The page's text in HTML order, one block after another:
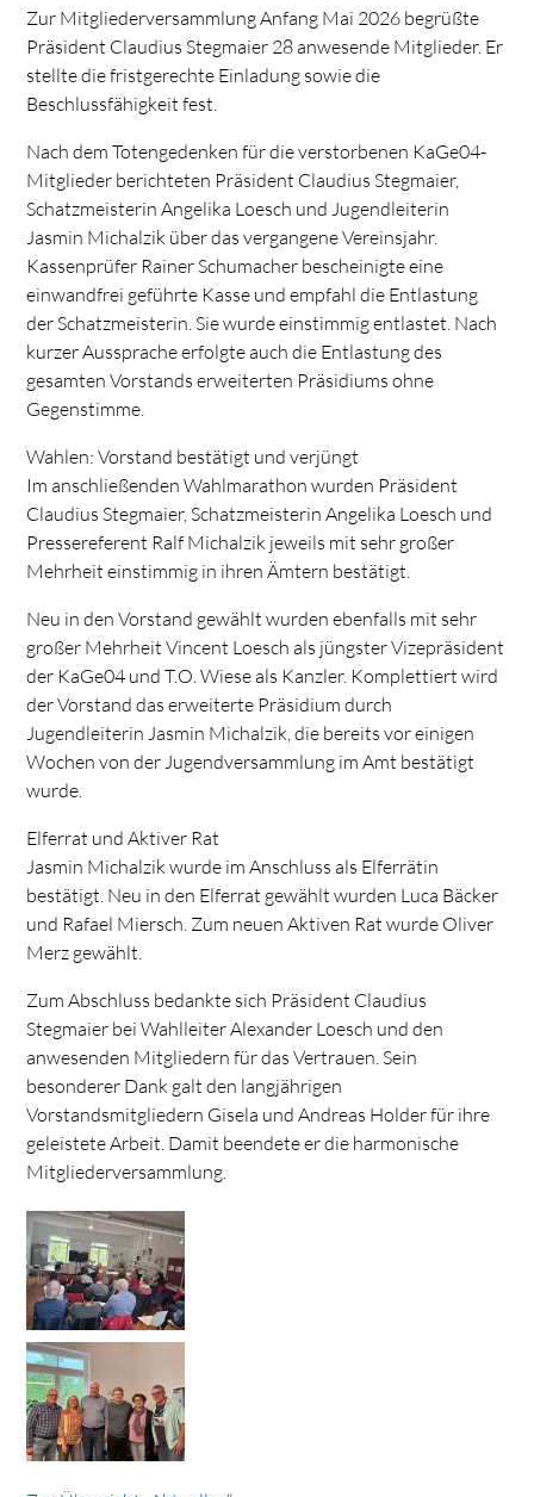
Zur Mitgliederversammlung Anfang Mai 2026 begrüßte
Präsident Claudius Stegmaier 28 anwesende Mitglieder. Er
stellte die fristgerechte Einladung sowie die
Beschlussfähigkeit fest.
Nach dem Totengedenken für die verstorbenen KaGe04-
Mitglieder berichteten Präsident Claudius Stegmaier,
Schatzmeisterin Angelika Loesch und Jugendleiterin
Jasmin Michalzik über das vergangene Vereinsjahr.
Kassenprüfer Rainer Schumacher bescheinigte eine
einwandfrei geführte Kasse und empfahl die Entlastung
der Schatzmeisterin. Sie wurde einstimmig entlastet. Nach
kurzer Aussprache erfolgte auch die Entlastung des
gesamten Vorstands erweiterten Präsidiums ohne
Gegenstimme.
Wahlen: Vorstand bestätigt und verjüngt
Im anschließenden Wahlmarathon wurden Präsident
Claudius Stegmaier, Schatzmeisterin Angelika Loesch und
Pressereferent Ralf Michalzik jeweils mit sehr großer
Mehrheit einstimmig in ihren Ämtern bestätigt.
Neu in den Vorstand gewählt wurden ebenfalls mit sehr
großer Mehrheit Vincent Loesch als jüngster Vizepräsident
der KaGe04 und T.O. Wiese als Kanzler. Komplettiert wird
der Vorstand das erweiterte Präsidium durch
Jugendleiterin Jasmin Michalzik, die bereits vor einigen
Wochen von der Jugendversammlung im Amt bestätigt
wurde.
Elferrat und Aktiver Rat
Jasmin Michalzik wurde im Anschluss als Elferrätin
bestätigt. Neu in den Elferrat gewählt wurden Luca Bäcker
und Rafael Miersch. Zum neuen Aktiven Rat wurde Oliver
Merz gewählt.
Zum Abschluss bedankte sich Präsident Claudius
Stegmaier bei Wahlleiter Alexander Loesch und den
anwesenden Mitgliedern für das Vertrauen. Sein
besonderer Dank galt den langjährigen
Vorstandsmitgliedern Gisela und Andreas Holder für ihre
geleistete Arbeit. Damit beendete er die harmonische
Mitgliederversammlung.